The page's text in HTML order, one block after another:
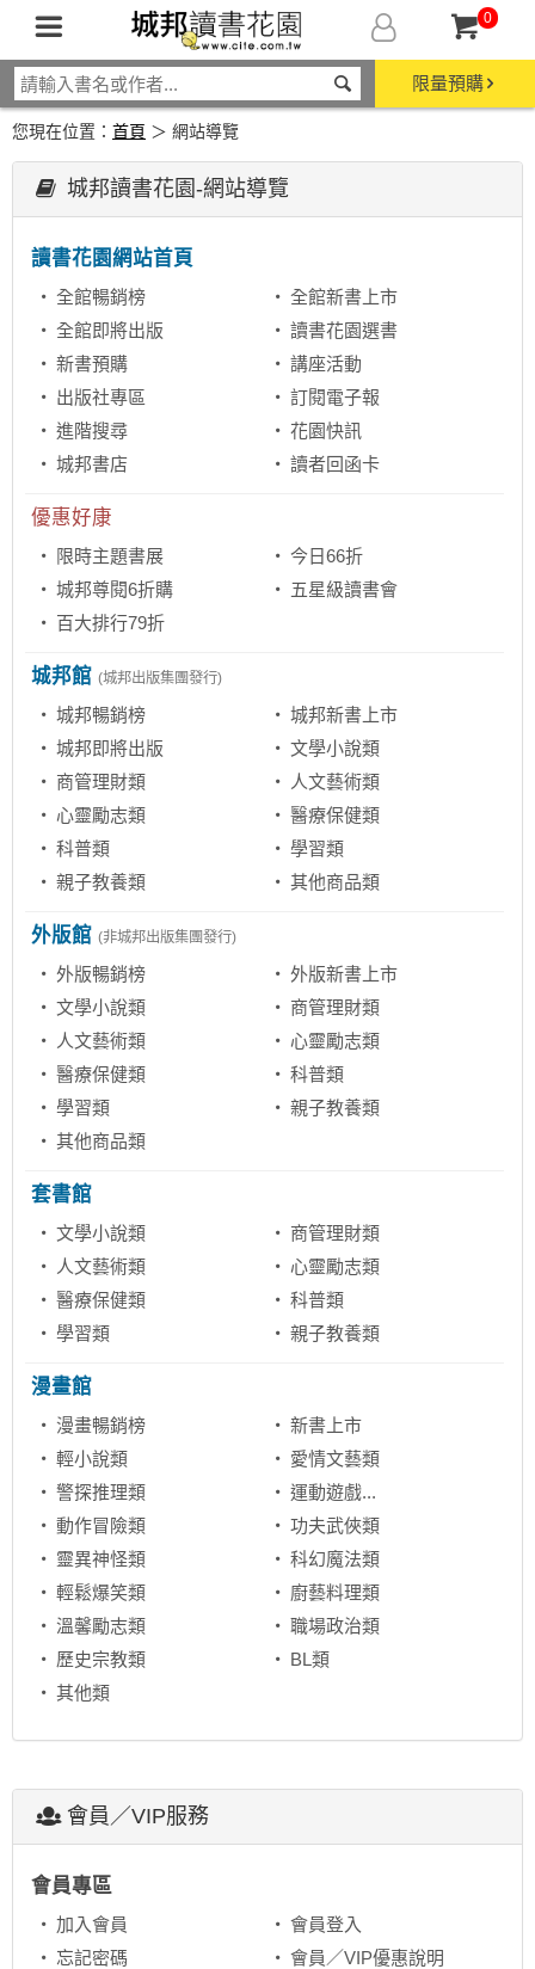
0
限量預購
您現在位置： 首頁 ＞ 網站導覽
城邦讀書花園-網站導覽
讀書花園網站首頁
全館暢銷榜
全館新書上市
全館即將出版
讀書花園選書
新書預購
講座活動
出版社專區
訂閱電子報
進階搜尋
花園快訊
城邦書店
讀者回函卡
優惠好康
限時主題書展
今日66折
城邦尊閱6折購
五星級讀書會
百大排行79折
城邦館 (城邦出版集團發行)
城邦暢銷榜
城邦新書上市
城邦即將出版
文學小說類
商管理財類
人文藝術類
心靈勵志類
醫療保健類
科普類
學習類
親子教養類
其他商品類
外版館 (非城邦出版集團發行)
外版暢銷榜
外版新書上市
文學小說類
商管理財類
人文藝術類
心靈勵志類
醫療保健類
科普類
學習類
親子教養類
其他商品類
套書館
文學小說類
商管理財類
人文藝術類
心靈勵志類
醫療保健類
科普類
學習類
親子教養類
漫畫館
漫畫暢銷榜
新書上市
輕小說類
愛情文藝類
警探推理類
運動遊戲...
動作冒險類
功夫武俠類
靈異神怪類
科幻魔法類
輕鬆爆笑類
廚藝料理類
溫馨勵志類
職場政治類
歷史宗教類
BL類
其他類
會員／VIP服務
會員專區
加入會員
會員登入
忘記密碼
會員／VIP優惠說明